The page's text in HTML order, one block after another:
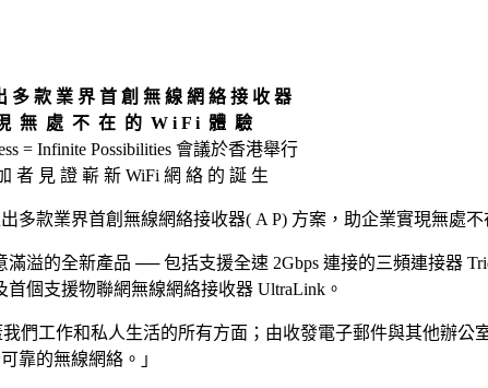
多 款 業 界 首 創 無 線 網 絡 接 收 器
無 處 不 在 的 W i F i 體 驗
= Infinite Possibilities 會議於香港舉行
者 見 證 嶄 新 WiFi 網 絡 的 誕 生
款業界首創無線網絡接收器( A P) 方案，助企業實現無處不
滿溢的全新產品 ── 包括支援全速 2Gbps 連接的三頻連接器
個支援物聯網無線網絡接收器 UltraLink。
們工作和私人生活的所有方面；由收發電子郵件與其他辦公
靠的無線網絡。」